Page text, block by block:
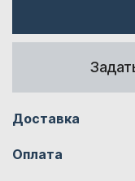
Доставка
Оплата